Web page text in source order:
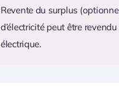
Revente du surplus
d’électricité peut être
électrique.